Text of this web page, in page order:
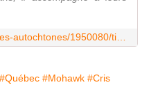
#Québec #Mohawk #Cris